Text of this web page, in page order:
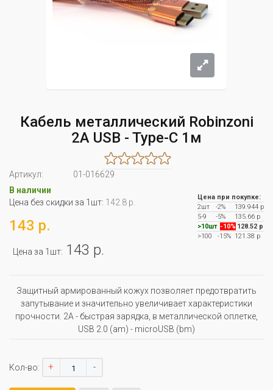
Кабель металлический Robinzoni
2А USB - Type-C 1м
Артикул:
01-016629
В наличии
Цена без скидки за 1шт: 142.8 р.
143 р.
Цена за 1шт: 143 р.
Цена при покупке:
2шт
-2%
139.944 р
5-9
-5%
135.66 р
>10шт -10% 128.52 р
>100
-15% 121.38 р
Защитный армированный кожух позволяет предотвратить
запутывание и значительно увеличивает характеристики
прочности. 2A - быстрая зарядка, в металлической оплетке,
USB 2.0 (am) - microUSB (bm)
Кол-во: + -